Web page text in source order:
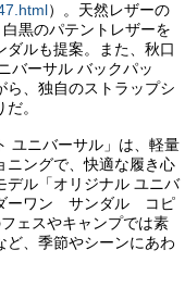
）。天然レザーの
黒のパテントレザーを
ルも提案。また、秋口
バーサル バックパッ
ら、独自のストラップシ
。
ユニバーサル」は、軽量
ニングで、快適な履き心
デル「オリジナル ユニバ
ダーワン サンダル コピ
ェスやキャンプでは素
ど、季節やシーンにあわ